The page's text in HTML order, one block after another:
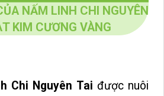
NẤM LINH CHI NGUYÊN
KIM CƯƠNG VÀNG
Chi Nguyên Tai được nuôi